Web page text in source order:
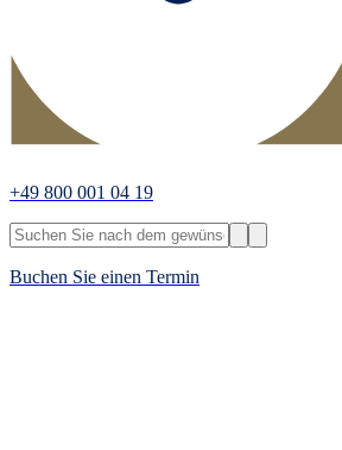
+49 800 001 04 19
Buchen Sie einen Termin